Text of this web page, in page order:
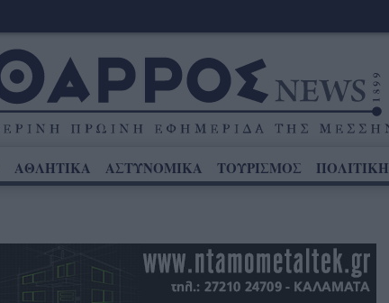
ΑΘΛΗΤΙΚΑ ΑΣΤΥΝΟΜΙΚΑ ΤΟΥΡΙΣΜΟΣ ΠΟΛΙΤΙΚΗ